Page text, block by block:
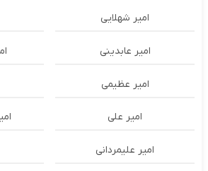
امیر شهلایی
امیر عابدینی
امیر عظیمی
امیر علی
امیر علیمردانی